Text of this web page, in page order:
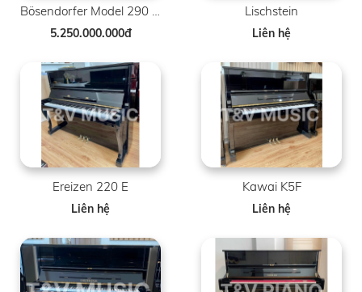
5.250.000.000đ
Lischstein
Liên hệ
Ereizen 220 E
Liên hệ
Kawai K5F
Liên hệ